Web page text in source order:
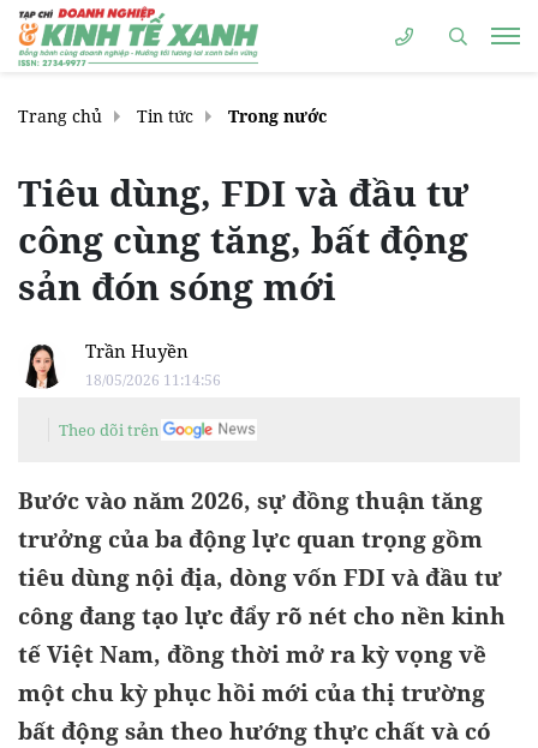
Trang chủ Tin tức Trong nước
Tiêu dùng, FDI và đầu tư
công cùng tăng, bất động
sản đón sóng mới
Trần Huyền
18/05/2026 11:14:56
Theo dõi trên
Bước vào năm 2026, sự đồng thuận tăng
trưởng của ba động lực quan trọng gồm
tiêu dùng nội địa, dòng vốn FDI và đầu tư
công đang tạo lực đẩy rõ nét cho nền kinh
tế Việt Nam, đồng thời mở ra kỳ vọng về
một chu kỳ phục hồi mới của thị trường
bất động sản theo hướng thực chất và có